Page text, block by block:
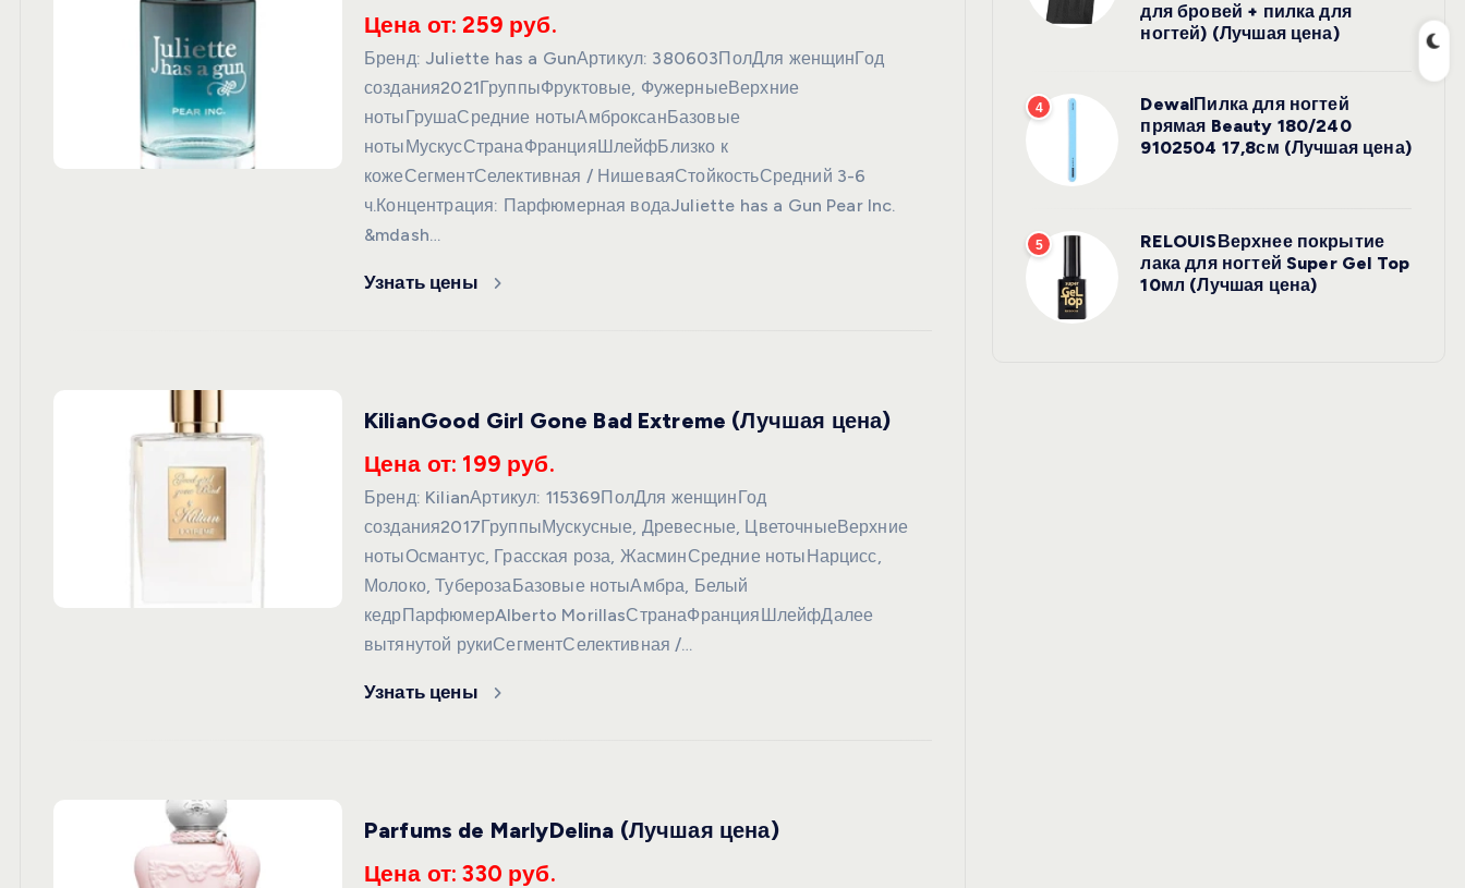
Цена от: 259 руб.
Бренд: Juliette has a GunАртикул: 380603ПолДля женщинГод
создания2021ГруппыФруктовые, ФужерныеВерхние
нотыГрушаСредние нотыАмброксанБазовые
нотыМускусСтранаФранцияШлейфБлизко к
кожеСегментСелективная / НишеваяСтойкостьСредний 3-6
ч.Концентрация: Парфюмерная водаJuliette has a Gun Pear Inc.
&mdash…
Узнать цены
KilianGood Girl Gone Bad Extreme (Лучшая цена)
Цена от: 199 руб.
Бренд: KilianАртикул: 115369ПолДля женщинГод
создания2017ГруппыМускусные, Древесные, ЦветочныеВерхние
нотыОсмантус, Грасская роза, ЖасминСредние нотыНарцисс,
Молоко, ТуберозаБазовые нотыАмбра, Белый
кедрПарфюмерAlberto MorillasСтранаФранцияШлейфДалее
вытянутой рукиСегментСелективная /…
Узнать цены
Parfums de MarlyDelina (Лучшая цена)
Цена от: 330 руб.
для бровей + пилка для
ногтей) (Лучшая цена)
4
DewalПилка для ногтей
прямая Beauty 180/240
9102504 17,8см (Лучшая цена)
5
RELOUISВерхнее покрытие
лака для ногтей Super Gel Top
10мл (Лучшая цена)